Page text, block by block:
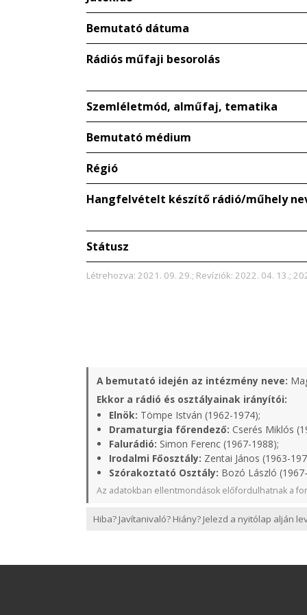
Bemutató dátuma
Rádiós műfaji besorolás
Szemléletmód, alműfaj, tematika
Bemutató médium
Régió
Hangfelvételt készítő rádió/műhely
Státusz
Létrehozva: 2021. 09. 29.; Revíziók: 2022. 04. 13.;
A bemutató idején az intézmény neve:
Ekkor a rádió és osztályainak irányítói:
Elnök: Tömpe István (1962-1974);
Dramaturgia főrendező: Cserés Miklós
Falurádió: Simon Ferenc (1967-1988);
Irodalmi Főosztály: Zentai János (1963-
Szórakoztató Osztály: Bozó László
Az adatokban ellentmondások előfordulhatnak a
Hiba? Javítanivaló? Hiány? Jelezd a nyitólap alján